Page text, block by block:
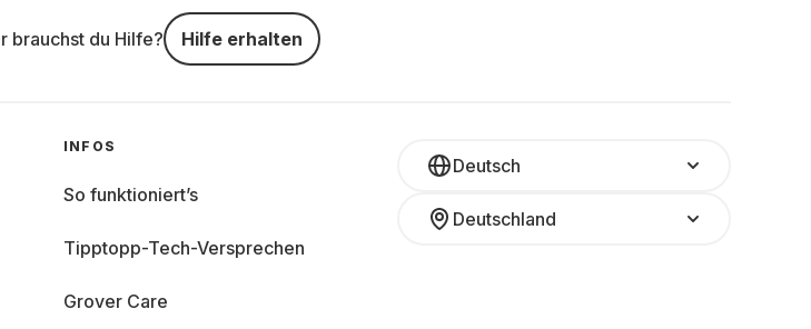
brauchst du Hilfe? Hilfe erhalten
Deutsch
Deutschland
INFOS
So funktioniert’s
Tipptopp-Tech-Versprechen
Grover Care